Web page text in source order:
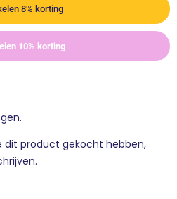
8% korting
10% korting
dit product gekocht hebben,